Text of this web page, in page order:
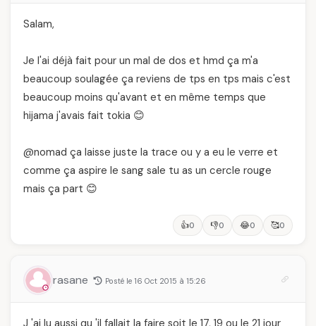
Salam,
Je l'ai déjà fait pour un mal de dos et hmd ça m'a
beaucoup soulagée ça reviens de tps en tps mais c'est
beaucoup moins qu'avant et en même temps que
hijama j'avais fait tokia 😊
@nomad ça laisse juste la trace ou y a eu le verre et
comme ça aspire le sang sale tu as un cercle rouge
mais ça part 😊
👍0 👎0 😂0 🥰0
rasane Posté le 16 Oct 2015 à 15:26
J 'ai lu aussi qu 'il fallait la faire soit le 17, 19 ou le 21 jour